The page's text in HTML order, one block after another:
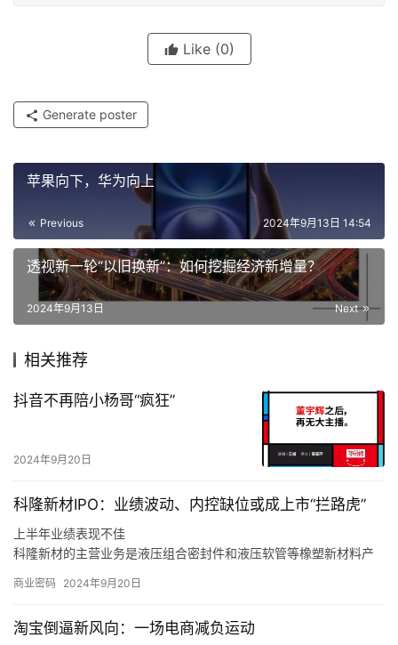
Like (0)
Generate poster
苹果向下，华为向上
Previous 2024年9月13日 14:54
透视新一轮“以旧换新”：如何挖掘经济新增量？
Next
2024年9月13日
相关推荐
抖音不再陪小杨哥“疯狂”
2024年9月20日
科隆新材IPO：业绩波动、内控缺位或成上市“拦路虎”
上半年业绩表现不佳
科隆新材的主营业务是液压组合密封件和液压软管等橡塑新材料产
产、销售和维修，同时也为风电、军工、高铁等行业客户提供定制
同时，如果未来煤炭主体能源地位被快速替代，下游客户新机装备
商业密码 2024年9月20日
淘宝倒逼新风向：一场电商减负运动